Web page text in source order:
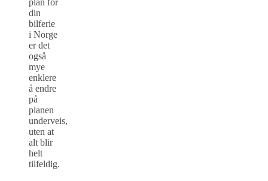
din
bilferie
i Norge
er det
også
mye
enklere
å endre
på
planen
underveis,
uten at
alt blir
helt
tilfeldig.